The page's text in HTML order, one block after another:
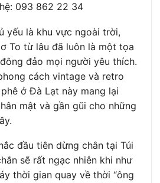
093 862 22 34
yếu là khu vực ngoài trời,
To từ lâu đã luôn là một tọa
đảo mọi người yêu thích.
cách vintage và retro
ở Đà Lạt này mang lại
mật và gần gũi cho những
đầu tiên dừng chân tại Túi
sẽ rất ngạc nhiên khi như
thời gian quay về thời “ông